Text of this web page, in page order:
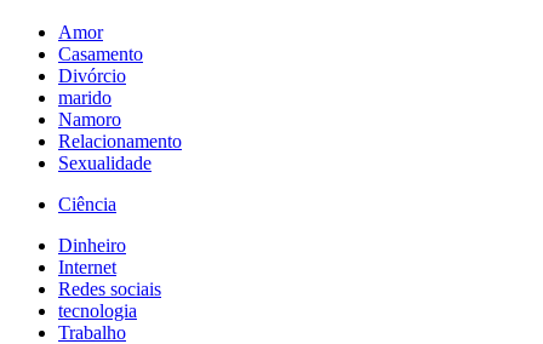
Amor
Casamento
Divórcio
marido
Namoro
Relacionamento
Sexualidade
Ciência
Dinheiro
Internet
Redes sociais
tecnologia
Trabalho